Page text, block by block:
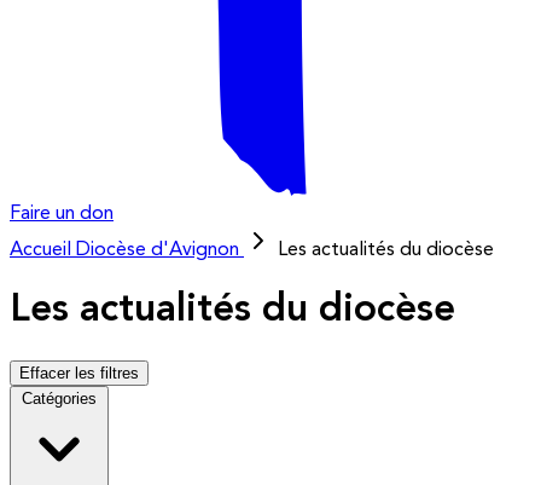
Faire un don
Accueil
Diocèse d'Avignon Les actualités du diocèse
Les actualités du diocèse
Effacer les filtres
Catégories